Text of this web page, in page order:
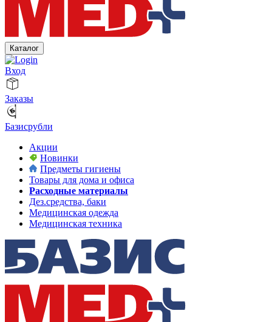
Каталог
Вход
Заказы
Базисрубли
Акции
Новинки
Предметы гигиены
Товары для дома и офиса
Расходные материалы
Дез.средства, баки
Медицинская одежда
Медицинская техника